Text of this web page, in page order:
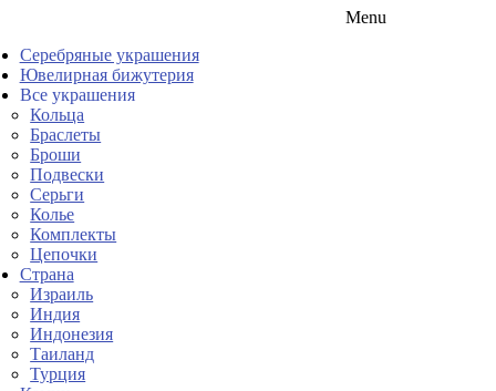
Menu
Серебряные украшения
Ювелирная бижутерия
Все украшения
Кольца
Браслеты
Броши
Подвески
Серьги
Колье
Комплекты
Цепочки
Страна
Израиль
Индия
Индонезия
Таиланд
Турция